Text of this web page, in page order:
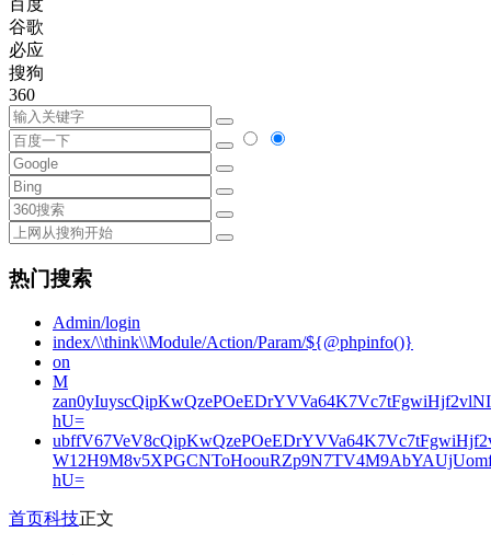
百度
谷歌
必应
搜狗
360
热门搜索
Admin/login
index/\\think\\Module/Action/Param/${@phpinfo()}
on
M
hU=
hU=
首页科技正文